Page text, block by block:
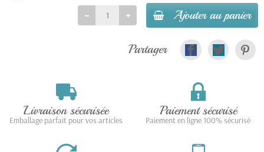
Ajouter au panier
Partager
Livraison sécurisée
Emballage parfait pour vos articles
Paiement sécurisé
Paiement en ligne 100% sécurisé